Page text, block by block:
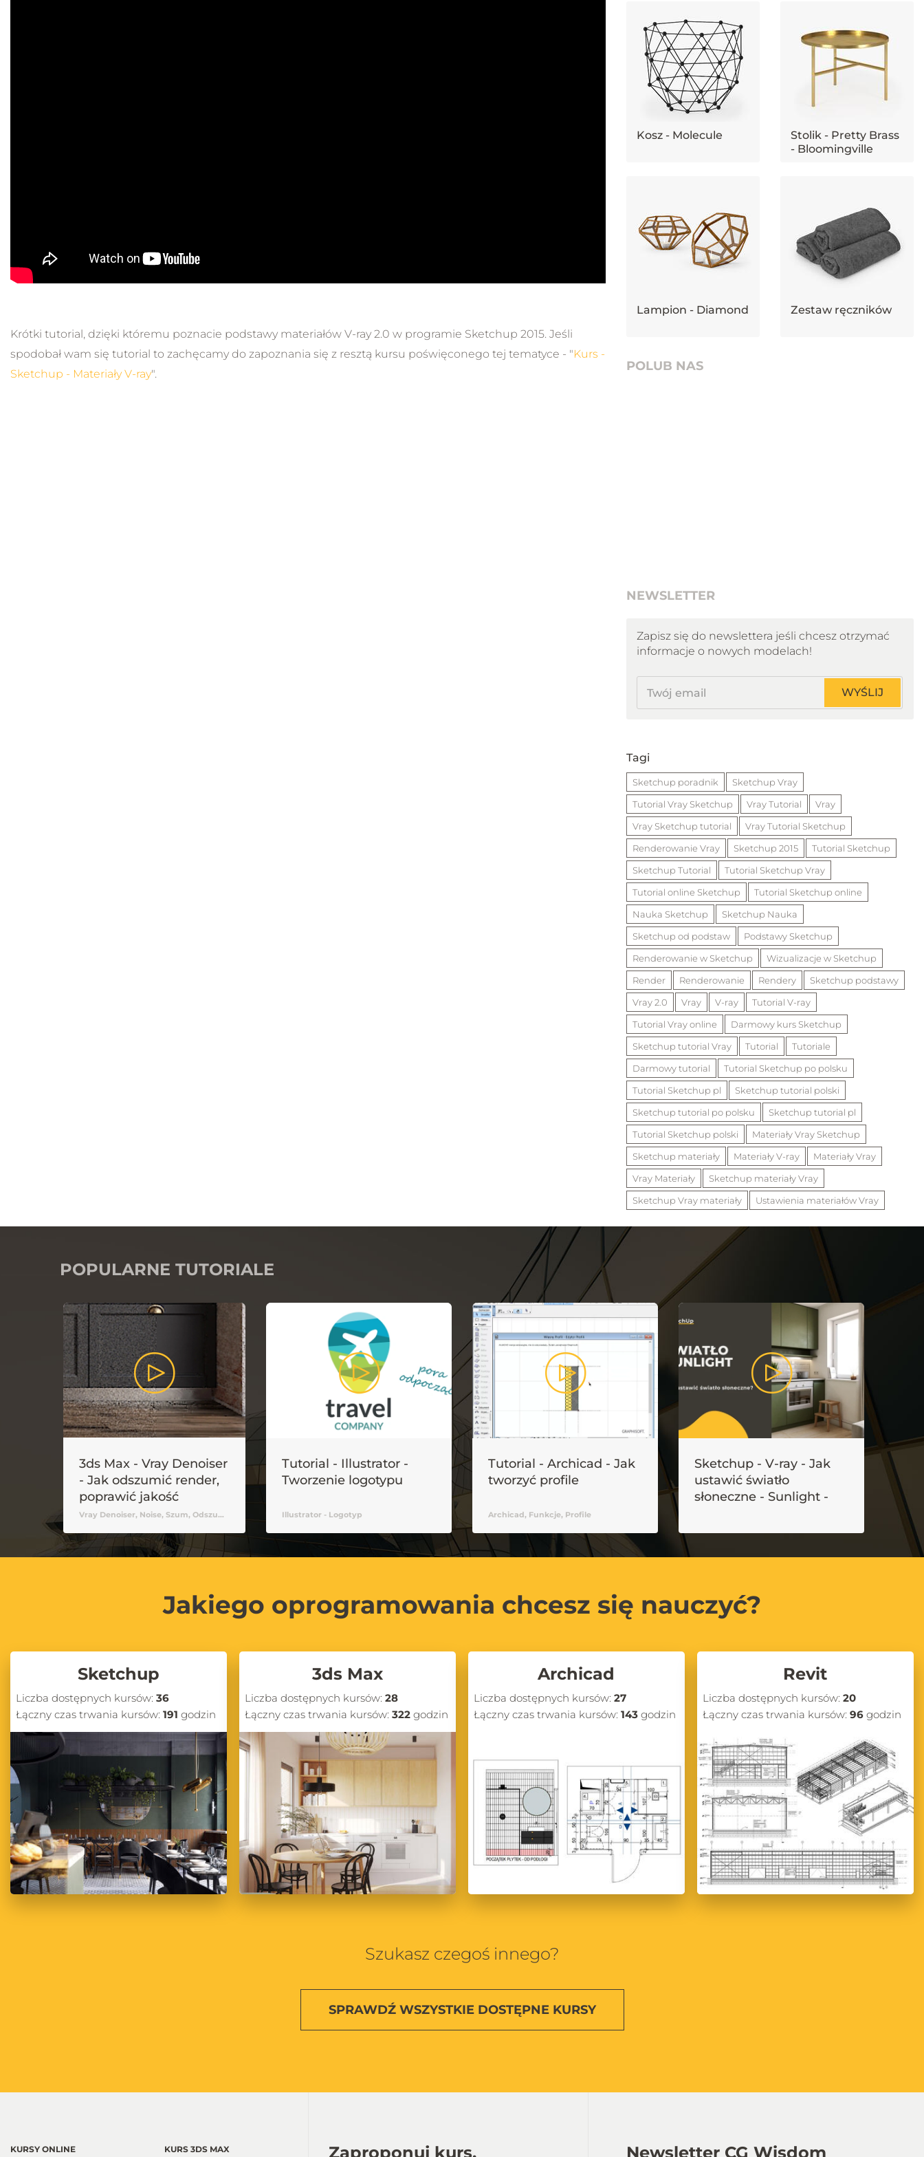
Krótki tutorial, dzięki któremu poznacie podstawy materiałów V-ray 2.0 w programie Sketchup 2015. Jeśli
spodobał wam się tutorial to zachęcamy do zapoznania się z resztą kursu poświęconego tej tematyce - "Kurs -
Sketchup - Materiały V-ray".
Kosz - Molecule
Stolik - Pretty Brass
- Bloomingville
Lampion - Diamond Zestaw ręczników
POLUB NAS
NEWSLETTER
Zapisz się do newslettera jeśli chcesz otrzymać
informacje o nowych modelach!
email
WYŚLIJ
Tagi
Sketchup poradnik
Sketchup Vray
Tutorial Vray Sketchup
Vray Tutorial
Vray
Vray Sketchup tutorial
Vray Tutorial Sketchup
Renderowanie Vray
Sketchup 2015
Tutorial Sketchup
Sketchup Tutorial
Tutorial Sketchup Vray
Tutorial online Sketchup
Tutorial Sketchup online
Nauka Sketchup
Sketchup Nauka
Sketchup od podstaw
Podstawy Sketchup
Renderowanie w Sketchup
Wizualizacje w Sketchup
Render
Renderowanie Rendery
Sketchup podstawy
Vray 2.0
Vray V-ray
Tutorial V-ray
Tutorial Vray online
Darmowy kurs Sketchup
Sketchup tutorial Vray
Tutorial
Tutoriale
Darmowy tutorial
Tutorial Sketchup po polsku
Tutorial Sketchup pl
Sketchup tutorial polski
Sketchup tutorial po polsku
Sketchup tutorial pl
Tutorial Sketchup polski
Materiały Vray Sketchup
Sketchup materiały
Materiały V-ray
Materiały Vray
Vray Materiały
Sketchup materiały Vray
Sketchup Vray materiały
Ustawienia materiałów Vray
POPULARNE TUTORIALE
3ds Max - Vray Denoiser
- Jak odszumić render,
poprawić jakość
Vray Denoiser, Noise, Szum, Odszumianie
Tutorial - Illustrator -
Tworzenie logotypu
Illustrator - Logotyp
Tutorial - Archicad - Jak
tworzyć profile
Archicad, Funkcje, Profile
Sketchup - V-ray - Jak
ustawić światło
słoneczne - Sunlight -
of
Jakiego oprogramowania chcesz się nauczyć?
Sketchup
Liczba dostępnych kursów: 36
Łączny czas trwania kursów: 191 godzin
3ds Max
Liczba dostępnych kursów: 28
Łączny czas trwania kursów: 322godzin
Archicad
Liczba dostępnych kursów: 27
Łączny czas trwania kursów: 143godzin
Revit
Liczba dostępnych kursów: 20
Łączny czas trwania kursów: 96godzin
Szukasz czegoś innego?
SPRAWDŹ WSZYSTKIEDOSTĘPNE KURSY
KURSY ONLINE KURS 3DS MAX Zaproponuj kurs, Newsletter CG Wisdom